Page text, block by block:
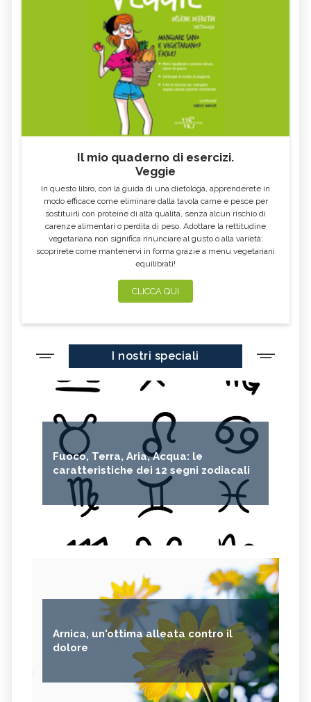
Il mio quaderno di esercizi.
Veggie
In questo libro, con la guida di una dietologa, apprenderete in
modo efficace come eliminare dalla tavola carne e pesce per
sostituirli con proteine di alta qualità, senza alcun rischio di
carenze alimentari o perdita di peso. Adottare la rettitudine
vegetariana non significa rinunciare al gusto o alla varietà:
scoprirete come mantenervi in forma grazie a menu vegetariani
equilibrati!
CLICCA QUI
I nostri speciali
Fuoco, Terra, Aria, Acqua: le
caratteristiche dei 12 segni zodiacali
Arnica, un'ottima alleata contro il
dolore